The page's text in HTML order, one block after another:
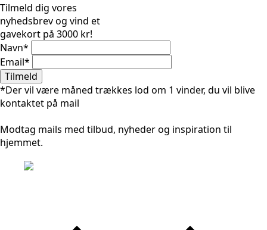
Tilmeld dig vores
nyhedsbrev og vind et
gavekort på 3000 kr!
Navn*
Email*
Tilmeld
*Der vil være måned trækkes lod om 1 vinder, du vil blive
kontaktet på mail
Modtag mails med tilbud, nyheder og inspiration til
hjemmet.